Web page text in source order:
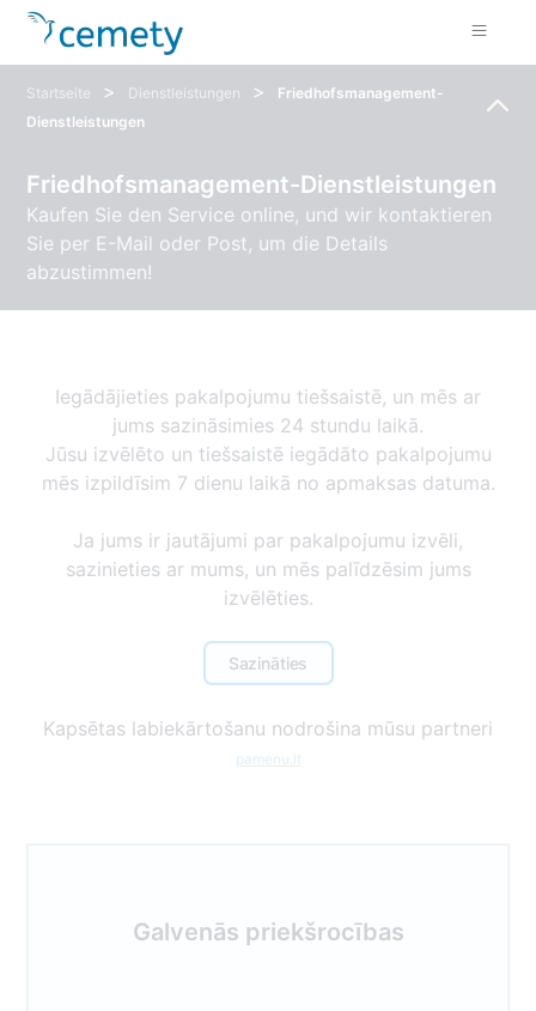
Startseite > Dienstleistungen >
Friedhofsmanagement-
Dienstleistungen
Friedhofsmanagement-Dienstleistungen
Kaufen Sie den Service online, und wir kontaktieren
Sie per E-Mail oder Post, um die Details
abzustimmen!
Iegādājieties pakalpojumu tiešsaistē, un mēs ar
jums sazināsimies 24 stundu laikā.
Jūsu izvēlēto un tiešsaistē iegādāto pakalpojumu
mēs izpildīsim 7 dienu laikā no apmaksas datuma.
Ja jums ir jautājumi par pakalpojumu izvēli,
sazinieties ar mums, un mēs palīdzēsim jums
izvēlēties.
Sazināties
Kapsētas labiekārtošanu nodrošina mūsu partneri
pamenu.lt
Galvenās priekšrocības